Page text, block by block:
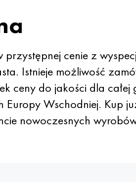
cenie z
Istnieje możliwość
ceny do jakości dla
Wschodniej. Kup
nowoczesnych